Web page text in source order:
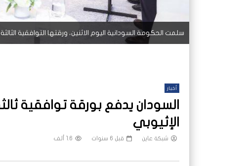
سلمت الحكومة السودانية اليوم الاثنين، ورقتها التوافقية
أخبار
السودان يدفع بورقة توافقية
الإثيوبي
شبكة عاين قبل 6 سنوات 1.6 ألف